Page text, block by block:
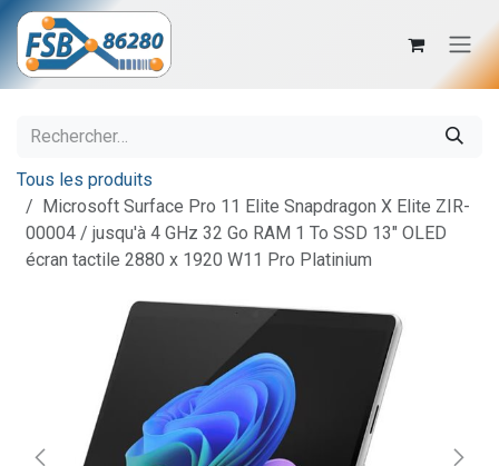
Se rendre au contenu
Tous les produits
Microsoft Surface Pro 11 Elite Snapdragon X Elite ZIR-
00004 / jusqu'à 4 GHz 32 Go RAM 1 To SSD 13" OLED
écran tactile 2880 x 1920 W11 Pro Platinium